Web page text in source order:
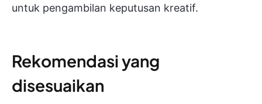
untuk pengambilan keputusan kreatif.
Rekomendasi yang
disesuaikan